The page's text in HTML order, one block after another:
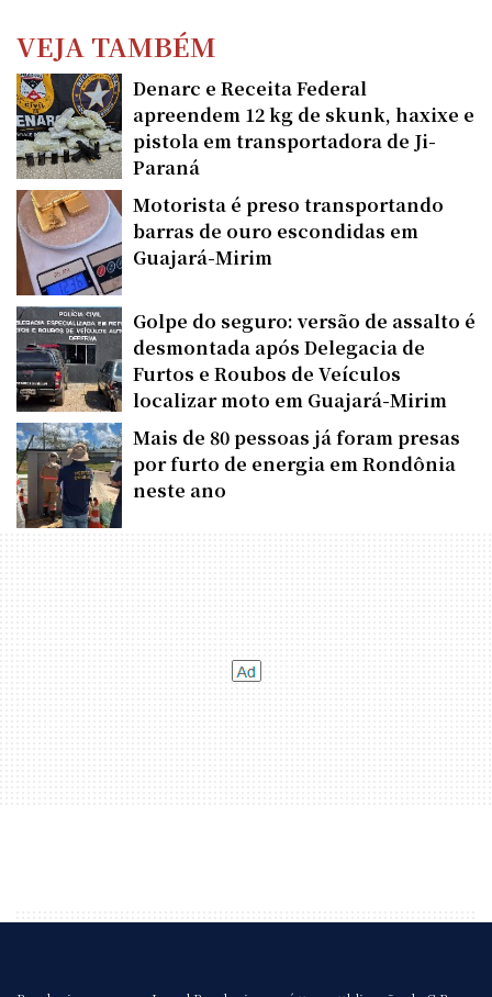
VEJA TAMBÉM
Denarc e Receita Federal
apreendem 12 kg de skunk, haxixe e
pistola em transportadora de Ji-
Paraná
Motorista é preso transportando
barras de ouro escondidas em
Guajará-Mirim
Golpe do seguro: versão de assalto é
desmontada após Delegacia de
Furtos e Roubos de Veículos
localizar moto em Guajará-Mirim
Mais de 80 pessoas já foram presas
por furto de energia em Rondônia
neste ano